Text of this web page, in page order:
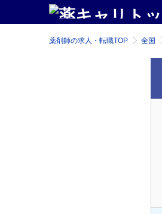
薬剤師の求人・転職TOP 全国